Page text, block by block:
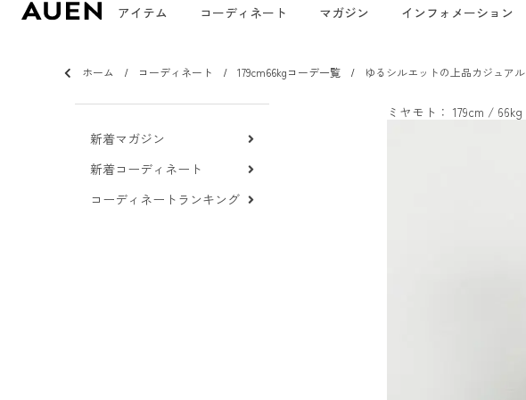
アイテム コーディネート マガジン インフォメーション
ホーム コーディネート 179cm66kgコーデ一覧 ゆるシルエットの上品カジュアル
新着マガジン
新着コーディネート
コーディネートランキング
ミヤモト： 179cm / 66kg